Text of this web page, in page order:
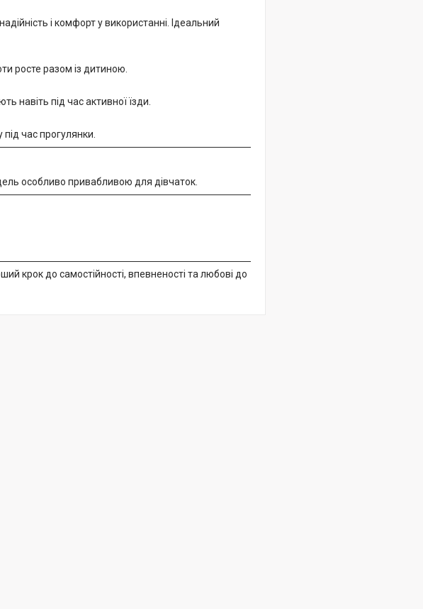
і комфорт у використанні. Ідеальний
росте разом із дитиною.
навіть під час активної їзди.
час прогулянки.
особливо привабливою для дівчаток.
крок до самостійності, впевненості та любові до